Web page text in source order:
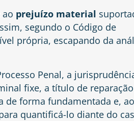
prejuízo material
segundo o Código de
própria, escapando da
Penal, a
fixe, a título de reparação
de forma fundamentada e, ao
quantificá-lo diante do